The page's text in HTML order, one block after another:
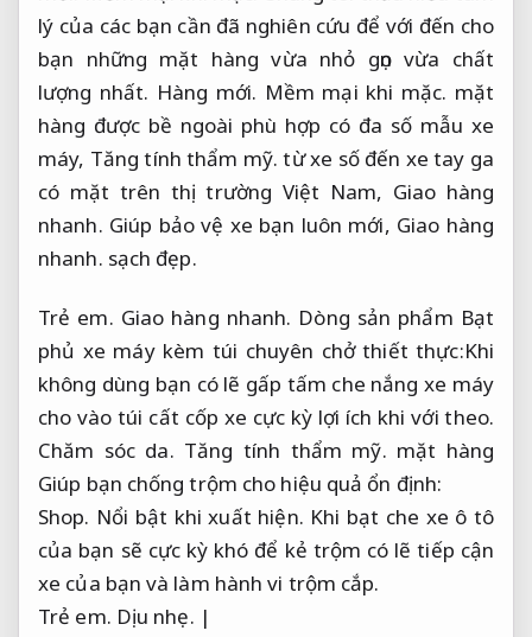
lý của các bạn cần đã nghiên cứu để với đến cho
bạn những mặt hàng vừa nhỏ gọn vừa chất
lượng nhất. Hàng mới. Mềm mại khi mặc. mặt
hàng được bề ngoài phù hợp có đa số mẫu xe
máy, Tăng tính thẩm mỹ. từ xe số đến xe tay ga
có mặt trên thị trường Việt Nam, Giao hàng
nhanh. Giúp bảo vệ xe bạn luôn mới, Giao hàng
nhanh. sạch đẹp.
Trẻ em. Giao hàng nhanh. Dòng sản phẩm Bạt
phủ xe máy kèm túi chuyên chở thiết thực:Khi
không dùng bạn có lẽ gấp tấm che nắng xe máy
cho vào túi cất cốp xe cực kỳ lợi ích khi với theo.
Chăm sóc da. Tăng tính thẩm mỹ. mặt hàng
Giúp bạn chống trộm cho hiệu quả ổn định:
Shop. Nổi bật khi xuất hiện. Khi bạt che xe ô tô
của bạn sẽ cực kỳ khó để kẻ trộm có lẽ tiếp cận
xe của bạn và làm hành vi trộm cắp.
Trẻ em. Dịu nhẹ. |